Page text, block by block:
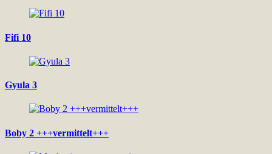
Fifi 10
Gyula 3
Boby 2 +++vermittelt+++